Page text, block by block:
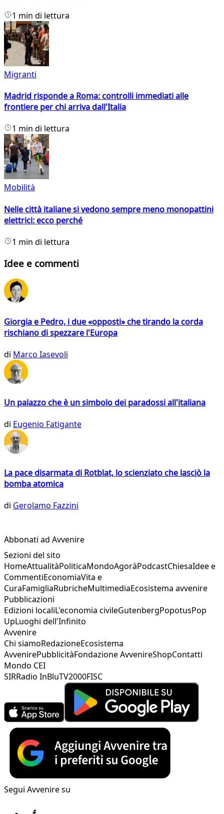
1 min di lettura
Migranti
Madrid risponde a Roma: controlli immediati alle
frontiere per chi arriva dall'Italia
1 min di lettura
Mobilità
Nelle città italiane si vedono sempre meno monopattini
elettrici: ecco perché
1 min di lettura
Idee e commenti
Giorgia e Pedro, i due «opposti» che tirando la corda
rischiano di spezzare l'Europa
di Marco Iasevoli
Un palazzo che è un simbolo dei paradossi all'italiana
di Eugenio Fatigante
La pace disarmata di Rotblat, lo scienziato che lasciò la
bomba atomica
di Gerolamo Fazzini
Abbonati ad Avvenire
Sezioni del sito
HomeAttualitàPoliticaMondoAgoràPodcastChiesaIdee e
CommentiEconomiaVita e
CuraFamigliaRubricheMultimediaEcosistema avvenire
Pubblicazioni
Edizioni localiL'economia civileGutenbergPopotusPop
UpLuoghi dell'Infinito
Avvenire
Chi siamoRedazioneEcosistema
AvvenirePubblicitàFondazione AvvenireShopContatti
Mondo CEI
SIRRadio InBluTV2000FISC
Segui Avvenire su